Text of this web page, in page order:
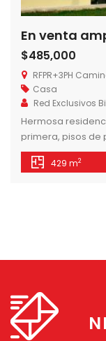
$485,000
RFPR+3PH
Casa
Red Exclusivos
Hermosa
primera, pisos de
dormitorios en
comedor,
429 m2